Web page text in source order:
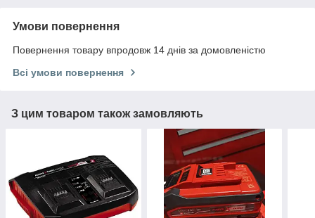
Умови повернення
Повернення товару впродовж 14 днів за домовленістю
Всі умови повернення
З цим товаром також замовляють